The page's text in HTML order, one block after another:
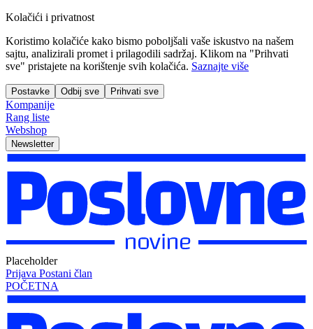
Kolačići i privatnost
Koristimo kolačiće kako bismo poboljšali vaše iskustvo na našem
sajtu, analizirali promet i prilagodili sadržaj. Klikom na "Prihvati
sve" pristajete na korištenje svih kolačića. Saznajte više
Postavke Odbij sve Prihvati sve
Kompanije
Rang liste
Webshop
Newsletter
Placeholder
Prijava Postani član
POČETNA